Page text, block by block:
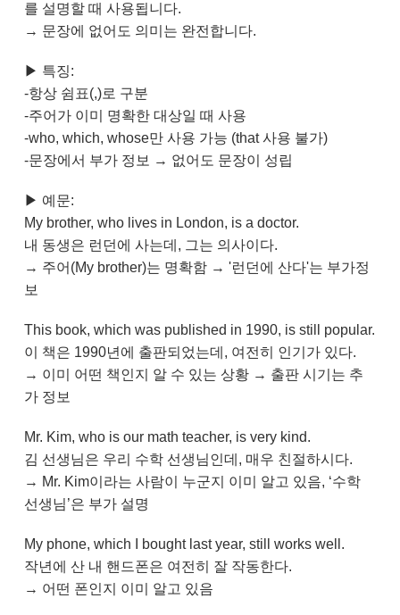
를 설명할 때 사용됩니다.
→ 문장에 없어도 의미는 완전합니다.
▶ 특징:
-항상 쉼표(,)로 구분
-주어가 이미 명확한 대상일 때 사용
-who, which, whose만 사용 가능 (that 사용 불가)
-문장에서 부가 정보 → 없어도 문장이 성립
▶ 예문:
My brother, who lives in London, is a doctor.
내 동생은 런던에 사는데, 그는 의사이다.
→ 주어(My brother)는 명확함 → '런던에 산다'는 부가정
보
This book, which was published in 1990, is still popular.
이 책은 1990년에 출판되었는데, 여전히 인기가 있다.
→ 이미 어떤 책인지 알 수 있는 상황 → 출판 시기는 추
가 정보
Mr. Kim, who is our math teacher, is very kind.
김 선생님은 우리 수학 선생님인데, 매우 친절하시다.
→ Mr. Kim이라는 사람이 누군지 이미 알고 있음, ‘수학
선생님’은 부가 설명
My phone, which I bought last year, still works well.
작년에 산 내 핸드폰은 여전히 잘 작동한다.
→ 어떤 폰인지 이미 알고 있음